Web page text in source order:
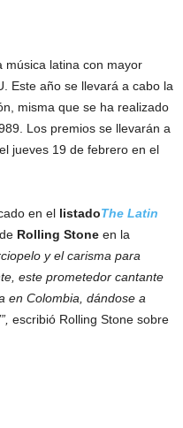
música latina con mayor
Este año se llevará a cabo la
misma que se ha realizado
Los premios se llevarán a
jueves 19 de febrero en el
en el listadoThe Latin
de Rolling Stone en la
y el carisma para
este prometedor cantante
en Colombia, dándose a
escribió Rolling Stone sobre